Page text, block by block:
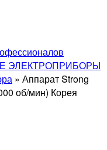
ЭЛЕКТРОПРИБОРЫ
» Аппарат Strong
об/мин) Корея